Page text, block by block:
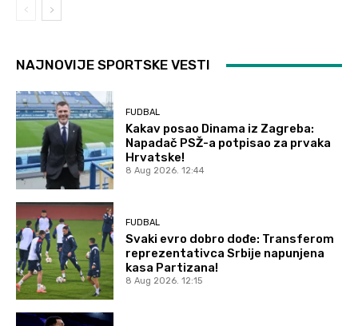
NAJNOVIJE SPORTSKE VESTI
FUDBAL
Kakav posao Dinama iz Zagreba:
Napadač PSŽ-a potpisao za prvaka
Hrvatske!
8 Aug 2026. 12:44
FUDBAL
Svaki evro dobro dođe: Transferom
reprezentativca Srbije napunjena
kasa Partizana!
8 Aug 2026. 12:15